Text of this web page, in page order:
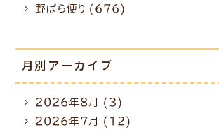
野ばら便り (676)
月別アーカイブ
2026年8月 (3)
2026年7月 (12)